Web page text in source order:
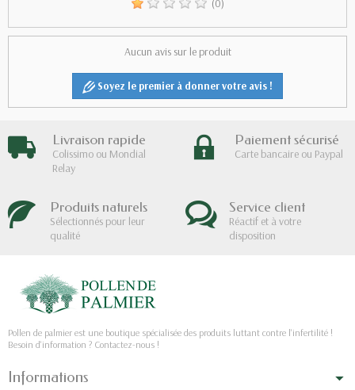
(0)
Aucun avis sur le produit
Soyez le premier à donner votre avis !
Livraison rapide
Colissimo ou Mondial
Relay
Paiement sécurisé
Carte bancaire ou Paypal
Produits naturels
Sélectionnés pour leur
qualité
Service client
Réactif et à votre
disposition
Pollen de palmier est une boutique spécialisée des produits luttant contre l'infertilité !
Besoin d'information ? Contactez-nous !
Informations